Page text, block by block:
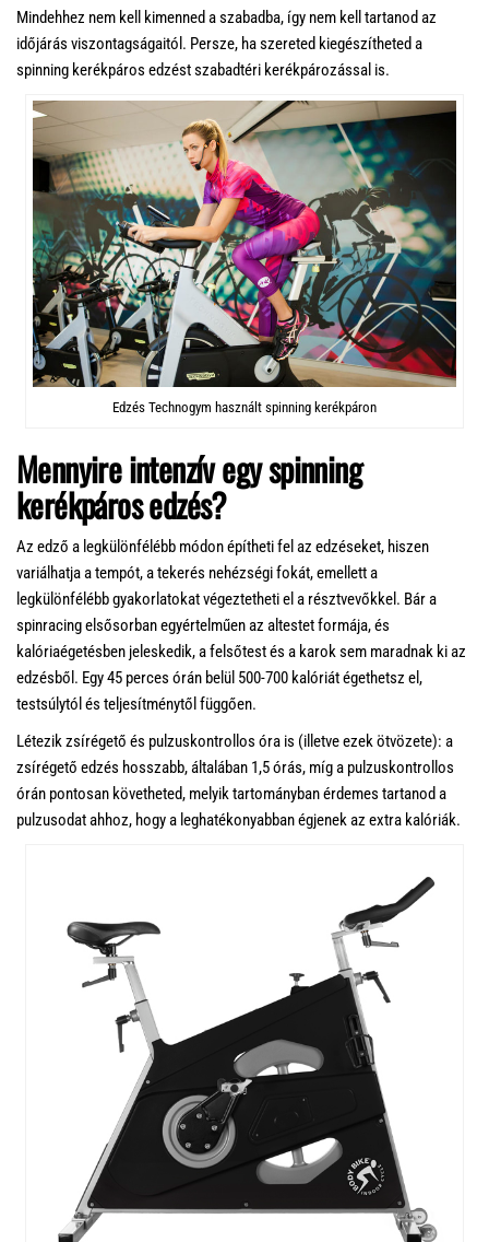
Mindehhez nem kell kimenned a szabadba, így nem kell tartanod az
időjárás viszontagságaitól. Persze, ha szereted kiegészítheted a
spinning kerékpáros edzést szabadtéri kerékpározással is.
Edzés Technogym használt spinning kerékpáron
Mennyire intenzív egy spinning
kerékpáros edzés?
Az edző a legkülönfélébb módon építheti fel az edzéseket, hiszen
variálhatja a tempót, a tekerés nehézségi fokát, emellett a
legkülönfélébb gyakorlatokat végeztetheti el a résztvevőkkel. Bár a
spinracing elsősorban egyértelműen az altestet formája, és
kalóriaégetésben jeleskedik, a felsőtest és a karok sem maradnak ki az
edzésből. Egy 45 perces órán belül 500-700 kalóriát égethetsz el,
testsúlytól és teljesítménytől függően.
Létezik zsírégető és pulzuskontrollos óra is (illetve ezek ötvözete): a
zsírégető edzés hosszabb, általában 1,5 órás, míg a pulzuskontrollos
órán pontosan követheted, melyik tartományban érdemes tartanod a
pulzusodat ahhoz, hogy a leghatékonyabban égjenek az extra kalóriák.